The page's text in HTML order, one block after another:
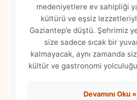
medeniyetlere ev sahipliği
kültürü ve eşsiz
Gaziantep’e düştü. Şehrimiz
size sadece sıcak bir
kalmayacak, aynı zamanda
kültür ve gastronomi
Devamını Oku »